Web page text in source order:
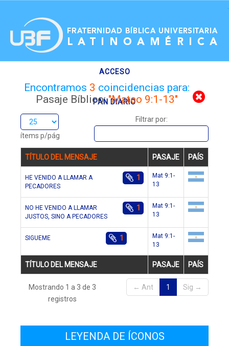
ACCESO
PAN DIARIO
Encontramos 3 coincidencias para:
Pasaje Bíblico:"Mateo 9:1-13"
ítems p/pág
Filtrar por:
TÍTULO DEL MENSAJE PASAJE PAÍS
TÍTULO DEL MENSAJE PASAJE PAÍS
HE VENIDO A LLAMAR A
PECADORES
1
Mat 9:1-
13
NO HE VENIDO A LLAMAR
JUSTOS, SINO A PECADORES
1
Mat 9:1-
13
SIGUEME 1
Mat 9:1-
13
Mostrando 1 a 3 de 3
registros
← Ant 1 Sig →
LEYENDA DE ÍCONOS